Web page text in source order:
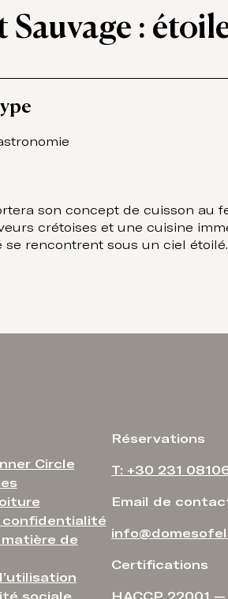
Sauvage :
son concept de cuisson au
crétoises et une cuisine
rencontrent sous un ciel étoilé.
Circle
confidentialité
de
sociale
Réservations
T: +30 231
Email de
Certifications
HACCP 22001 —